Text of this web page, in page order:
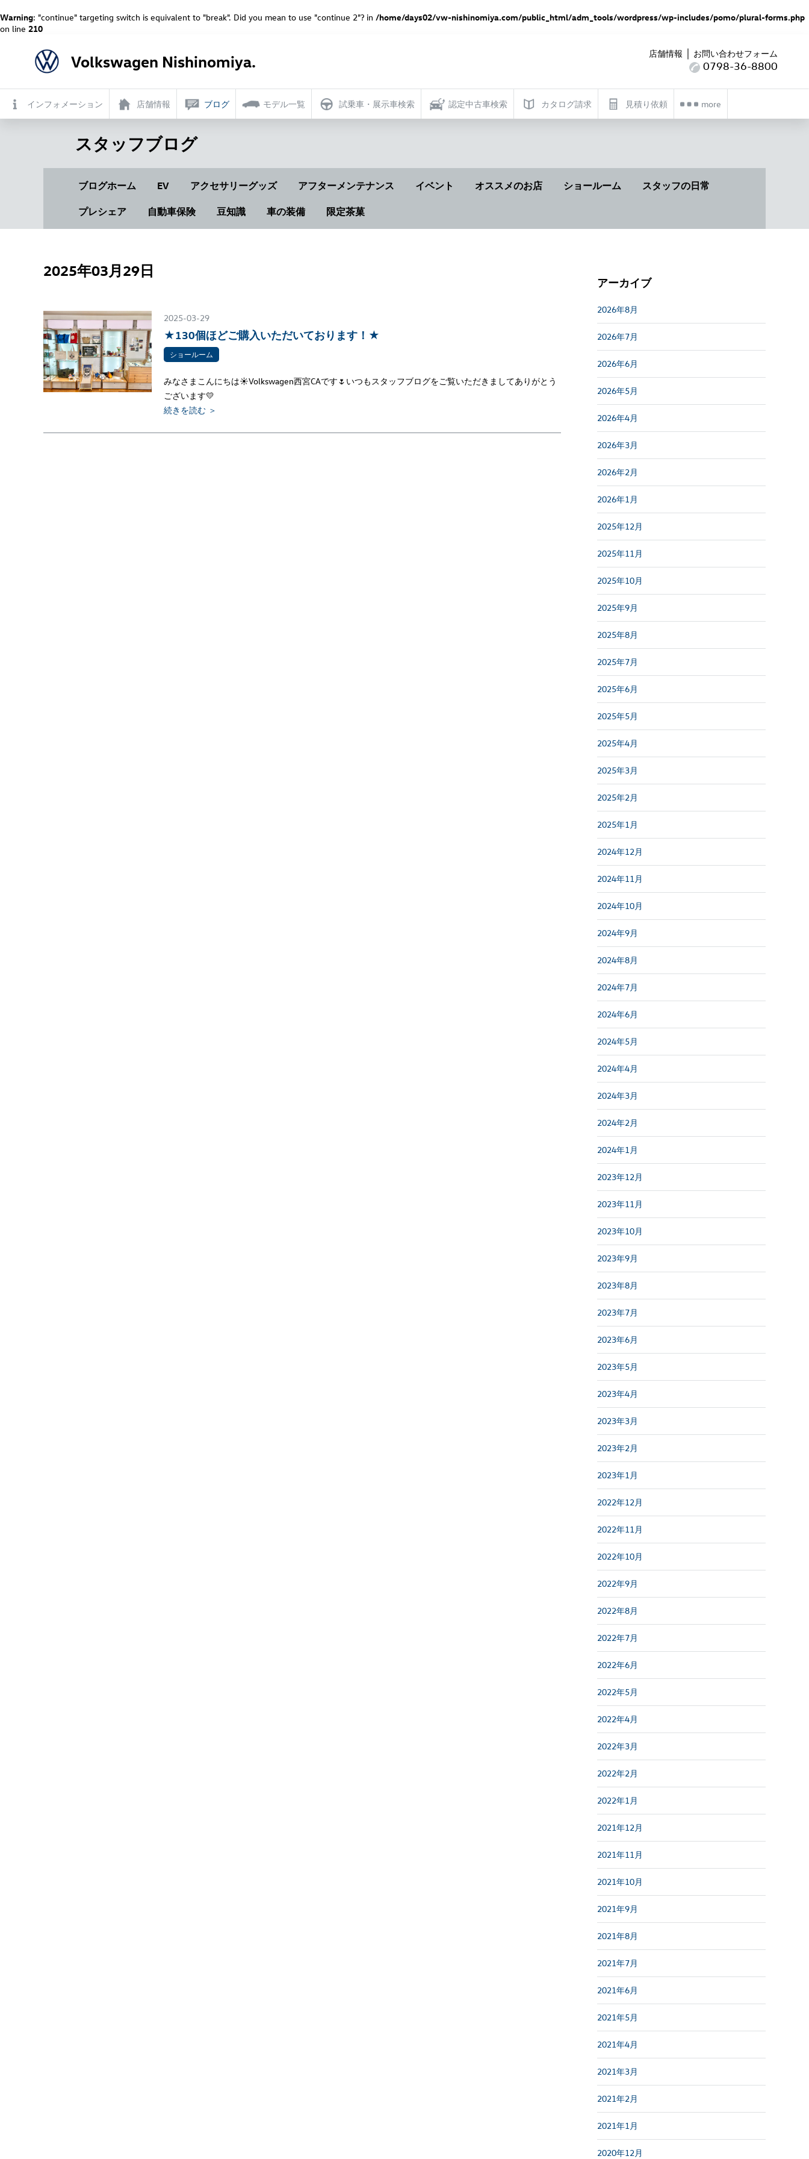
Warning: "continue" targeting switch is equivalent to "break". Did you mean to use "continue 2"? in /home/days02/vw-nishinomiya.com/public_html/adm_tools/wordpress/wp-includes/pomo/plural-forms.php
on line 210
Volkswagen Nishinomiya.
インフォメーション 店舗情報 ブログ モデル一覧 試乗車・展示車検索 認定中古車検索 カタログ請求 見積り依頼 more
店舗情報 ｜ お問い合わせフォーム
0798-36-8800
スタッフブログ
ブログホーム EV アクセサリーグッズ アフターメンテナンス イベント オススメのお店 ショールーム スタッフの日常
プレシェア 自動車保険 豆知識 車の装備 限定茶菓
2025年03月29日
2025-03-29
★130個ほどご購入いただいております！★
ショールーム
みなさまこんにちは☀Volkswagen西宮CAです🌷いつもスタッフブログをご覧いただきましてありがとう
ございます💛
続きを読む ＞
アーカイブ
2026年8月
2026年7月
2026年6月
2026年5月
2026年4月
2026年3月
2026年2月
2026年1月
2025年12月
2025年11月
2025年10月
2025年9月
2025年8月
2025年7月
2025年6月
2025年5月
2025年4月
2025年3月
2025年2月
2025年1月
2024年12月
2024年11月
2024年10月
2024年9月
2024年8月
2024年7月
2024年6月
2024年5月
2024年4月
2024年3月
2024年2月
2024年1月
2023年12月
2023年11月
2023年10月
2023年9月
2023年8月
2023年7月
2023年6月
2023年5月
2023年4月
2023年3月
2023年2月
2023年1月
2022年12月
2022年11月
2022年10月
2022年9月
2022年8月
2022年7月
2022年6月
2022年5月
2022年4月
2022年3月
2022年2月
2022年1月
2021年12月
2021年11月
2021年10月
2021年9月
2021年8月
2021年7月
2021年6月
2021年5月
2021年4月
2021年3月
2021年2月
2021年1月
2020年12月